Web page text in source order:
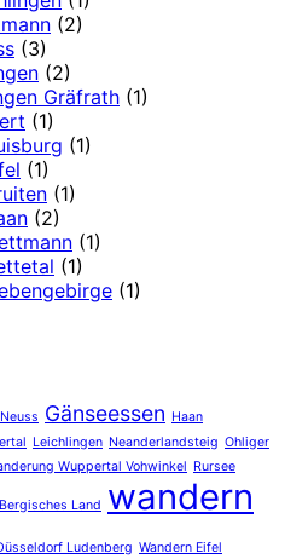
(2)
(3)
(2)
Gräfrath (1)
(1)
(1)
(1)
(1)
(2)
(1)
(1)
(1)
Gänseessen Haan
Leichlingen Neanderlandsteig Ohliger
Wuppertal Vohwinkel Rursee
Land wandern
Ludenberg Wandern Eifel